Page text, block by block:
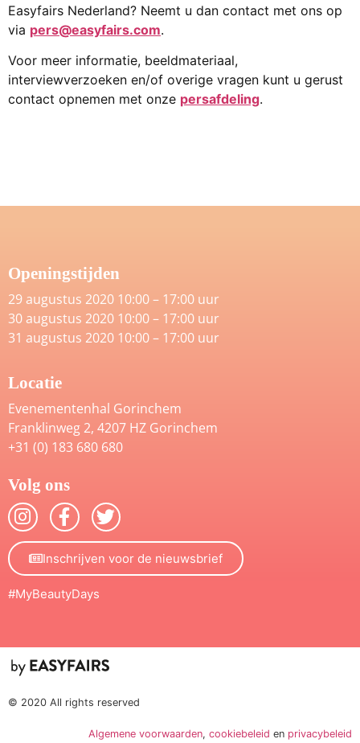
Easyfairs Nederland? Neemt u dan contact met ons op
via pers@easyfairs.com.
Voor meer informatie, beeldmateriaal,
interviewverzoeken en/of overige vragen kunt u gerust
contact opnemen met onze persafdeling.
Openingstijden
29 augustus 2020 10:00 – 17:00 uur
30 augustus 2020 10:00 – 17:00 uur
31 augustus 2020 10:00 – 17:00 uur
Locatie
Evenementenhal Gorinchem
Franklinweg 2, 4207 HZ Gorinchem
+31 (0) 183 680 680
Volg ons
Inschrijven voor de nieuwsbrief
#MyBeautyDays
© 2020 All rights reserved
Algemene voorwaarden, cookiebeleid en privacybeleid